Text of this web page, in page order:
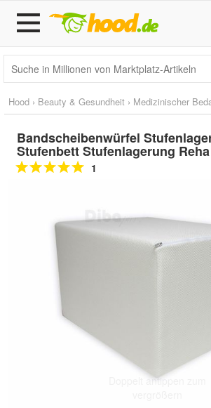
Hood › Beauty & Gesundheit › Medizinischer
Bandscheibenwürfel
Stufenbett Stufenlagerung Reha
1
Doppelt antippen zum